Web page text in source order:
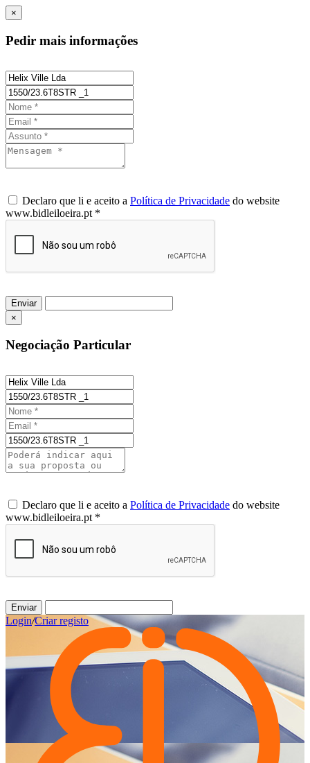
×
Pedir mais informações
Declaro que li e aceito a Política de Privacidade do website
www.bidleiloeira.pt *
Enviar
×
Negociação Particular
Declaro que li e aceito a Política de Privacidade do website
www.bidleiloeira.pt *
Enviar
Login/Criar registo